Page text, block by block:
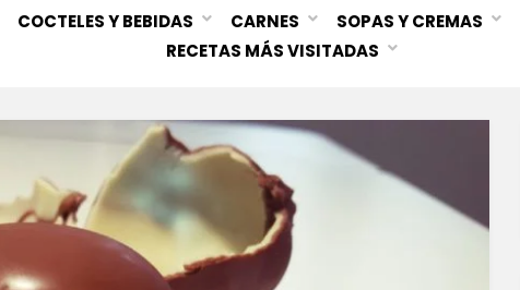
COCTELES Y BEBIDAS CARNES SOPAS Y CREMAS
RECETAS MÁS VISITADAS